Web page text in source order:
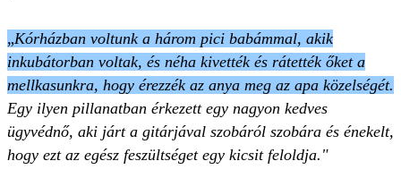
„Kórházban voltunk a három pici babámmal, akik
inkubátorban voltak, és néha kivették és rátették őket a
mellkasunkra, hogy érezzék az anya meg az apa közelségét.
Egy ilyen pillanatban érkezett egy nagyon kedves
ügyvédnő, aki járt a gitárjával szobáról szobára és énekelt,
hogy ezt az egész feszültséget egy kicsit feloldja."